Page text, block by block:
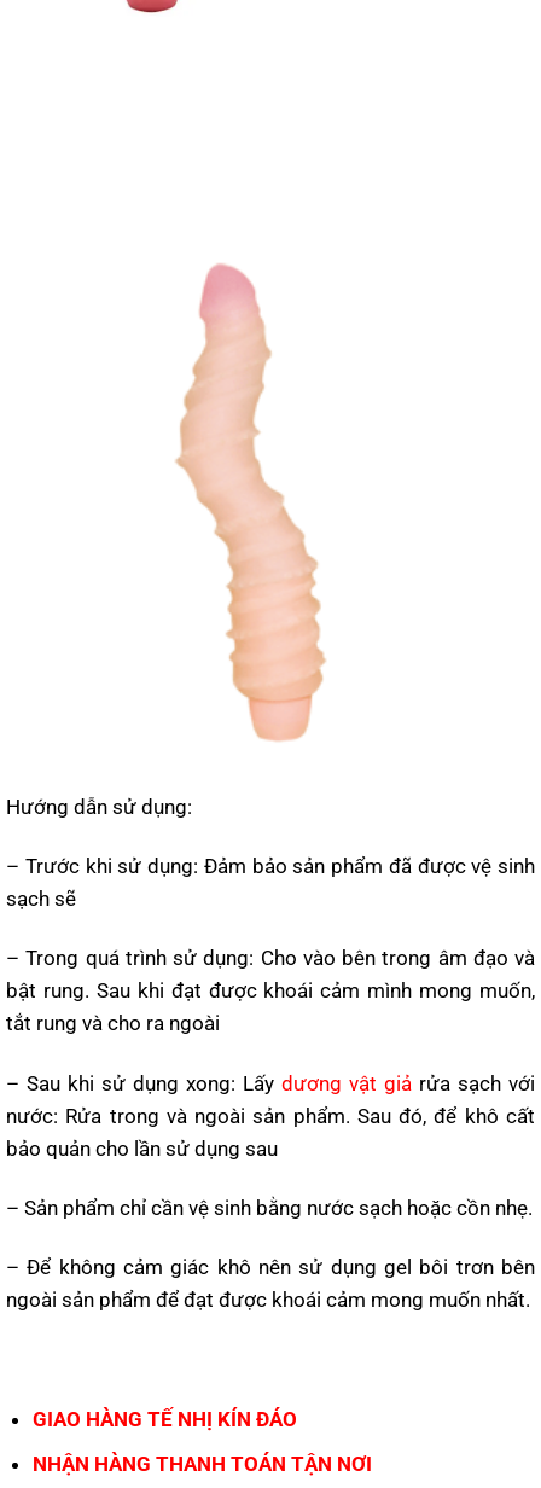
Hướng dẫn sử dụng:
– Trước khi sử dụng: Đảm bảo sản phẩm đã được vệ sinh
sạch sẽ
– Trong quá trình sử dụng: Cho vào bên trong âm đạo và
bật rung. Sau khi đạt được khoái cảm mình mong muốn,
tắt rung và cho ra ngoài
– Sau khi sử dụng xong: Lấy dương vật giả rửa sạch với
nước: Rửa trong và ngoài sản phẩm. Sau đó, để khô cất
bảo quản cho lần sử dụng sau
– Sản phẩm chỉ cần vệ sinh bằng nước sạch hoặc cồn nhẹ.
– Để không cảm giác khô nên sử dụng gel bôi trơn bên
ngoài sản phẩm để đạt được khoái cảm mong muốn nhất.
GIAO HÀNG TẾ NHỊ KÍN ĐÁO
NHẬN HÀNG THANH TOÁN TẬN NƠI